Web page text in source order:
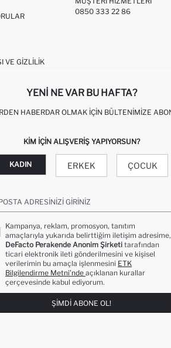
VE GIZLILIK
0850 333 22 86
YENI NE VAR BU HAFTA?
HABERDAR OLMAK İÇIN BÜLTENIMIZE
KIM IÇIN ALIŞVERIŞ YAPIYORSUN?
KADIN ERKEK ÇOCUK
ADRESINIZI GIRINIZ
Kampanya, reklam, promosyon, tanıtım
amaçlarıyla yukarıda belirttiğim iletişim adresime,
DeFacto Perakende Anonim Şirketi tarafından
ticari elektronik ileti gönderilmesini ve kişisel
verilerimin bu amaçla işlenmesini ETK
Bilgilendirme Metni’nde açıklanan kurallar
çerçevesinde kabul ediyorum.
ŞIMDI ABONE OL!